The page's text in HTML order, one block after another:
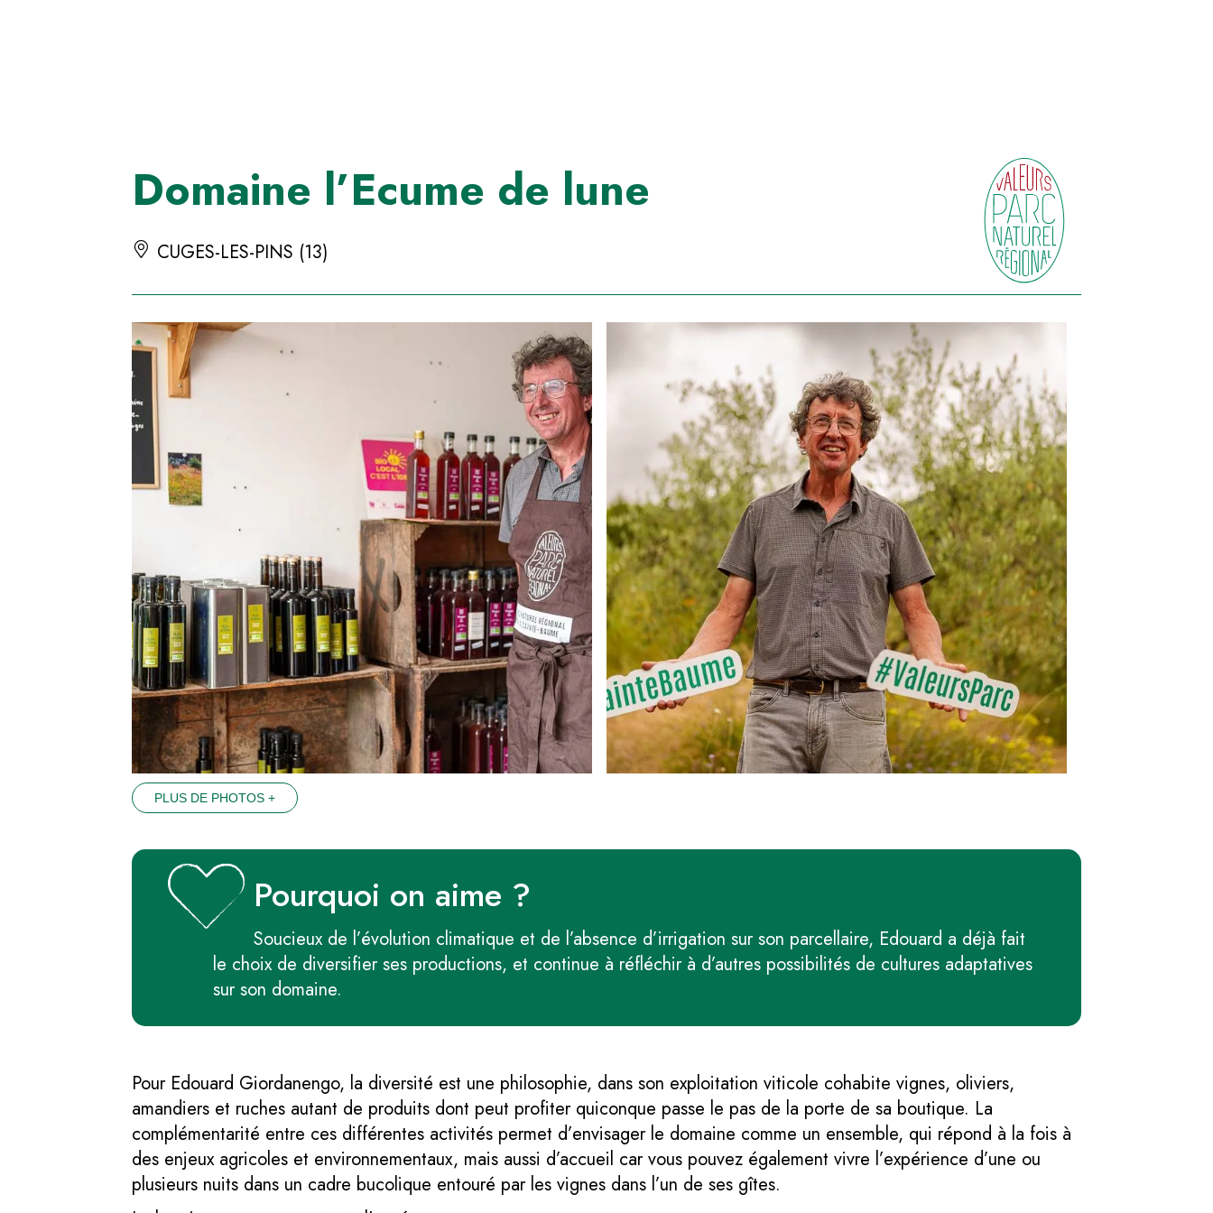
Domaine l’Ecume de lune
CUGES-LES-PINS (13)
PLUS DE PHOTOS +
Pourquoi on aime ?
Soucieux de l’évolution climatique et de l’absence d’irrigation sur son parcellaire, Edouard a déjà fait
le choix de diversifier ses productions, et continue à réfléchir à d’autres possibilités de cultures adaptatives
sur son domaine.
Pour Edouard Giordanengo, la diversité est une philosophie, dans son exploitation viticole cohabite vignes, oliviers,
amandiers et ruches autant de produits dont peut profiter quiconque passe le pas de la porte de sa boutique. La
complémentarité entre ces différentes activités permet d’envisager le domaine comme un ensemble, qui répond à la fois à
des enjeux agricoles et environnementaux, mais aussi d’accueil car vous pouvez également vivre l’expérience d’une ou
plusieurs nuits dans un cadre bucolique entouré par les vignes dans l’un de ses gîtes.